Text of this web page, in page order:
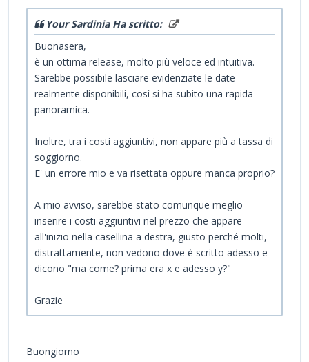
Your Sardinia Ha scritto:
Buonasera,
è un ottima release, molto più veloce ed intuitiva.
Sarebbe possibile lasciare evidenziate le date
realmente disponibili, così si ha subito una rapida
panoramica.
Inoltre, tra i costi aggiuntivi, non appare più a tassa di
soggiorno.
E' un errore mio e va risettata oppure manca proprio?
A mio avviso, sarebbe stato comunque meglio
inserire i costi aggiuntivi nel prezzo che appare
all'inizio nella casellina a destra, giusto perché molti,
distrattamente, non vedono dove è scritto adesso e
dicono "ma come? prima era x e adesso y?"
Grazie
Buongiorno